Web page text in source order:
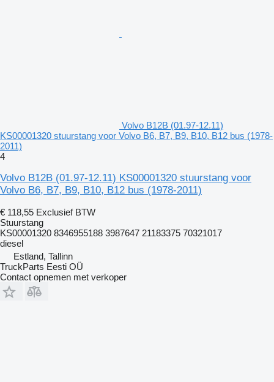
Volvo B12B (01.97-12.11)
KS00001320 stuurstang voor Volvo B6, B7, B9, B10, B12 bus (1978-
2011)
4
Volvo B12B (01.97-12.11) KS00001320 stuurstang voor
Volvo B6, B7, B9, B10, B12 bus (1978-2011)
€ 118,55 Exclusief BTW
Stuurstang
KS00001320 8346955188 3987647 21183375 70321017
diesel
Estland, Tallinn
TruckParts Eesti OÜ
Contact opnemen met verkoper